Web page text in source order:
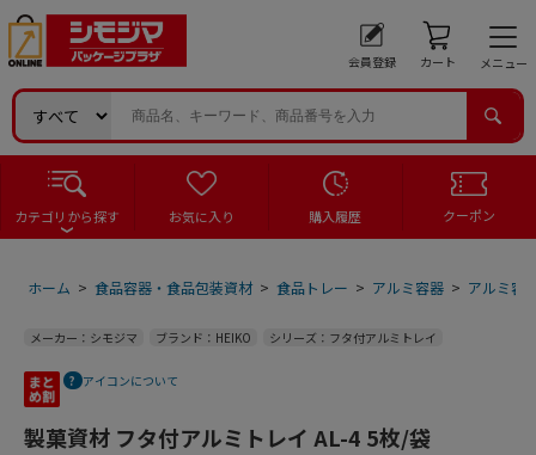
会員登録 カート メニュー
カテゴリから探す お気に入り 購入履歴 クーポン
ホーム > 食品容器・食品包装資材 > 食品トレー > アルミ容器 > アルミ容
メーカー：シモジマ ブランド：HEIKO シリーズ：フタ付アルミトレイ
アイコンについて
製菓資材 フタ付アルミトレイ AL-4 5枚/袋